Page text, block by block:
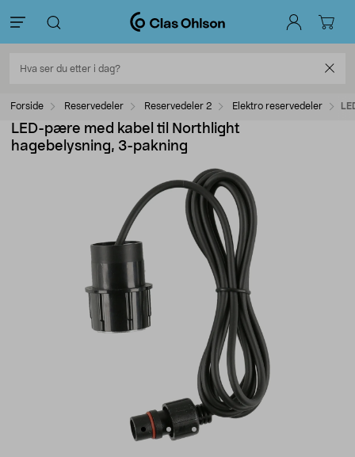
Forside Reservedeler Reservedeler 2 Elektro reservedeler
LED-pære med kabel til Northlight
hagebelysning, 3-pakning